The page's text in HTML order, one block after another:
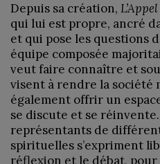
Depuis sa création, L’Appel
qui lui est propre, ancré
et qui pose les questions
équipe composée
veut faire connaître et
visent à rendre la société
également offrir un
se discute et se
représentants de
spirituelles s’expriment
réflexion et le débat,